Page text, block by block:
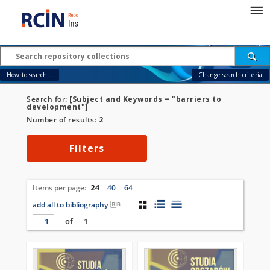
How to search... Change search criteria
Search for: [Subject and Keywords = "barriers to
development"]
Number of results: 2
Filters
Items per page: 24 40
64
add all to bibliography
of
1